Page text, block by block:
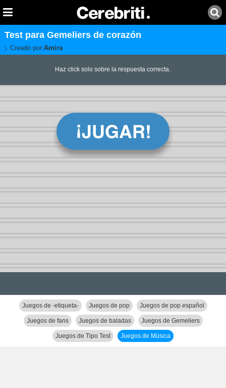
Test para Gemeliers de corazón
Creado por:Amira
Haz click solo sobre la respuesta correcta.
Juegos de -etiqueta- Juegos de pop Juegos de pop español
Juegos de fans Juegos de baladas Juegos de Gemeliers
Juegos de Tipo Test Juegos de Música